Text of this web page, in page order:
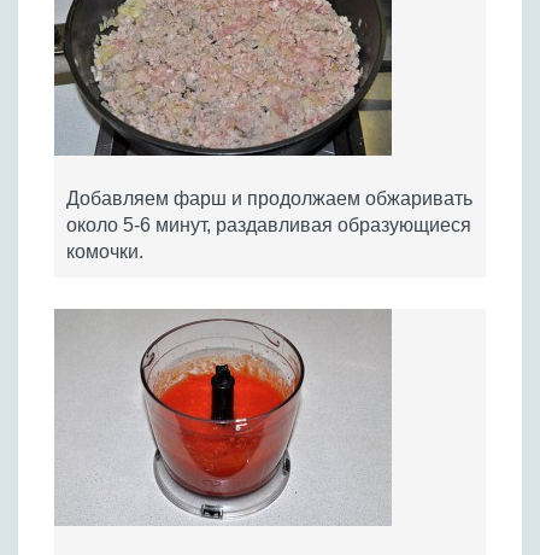
Добавляем фарш и продолжаем обжаривать
около 5-6 минут, раздавливая образующиеся
комочки.